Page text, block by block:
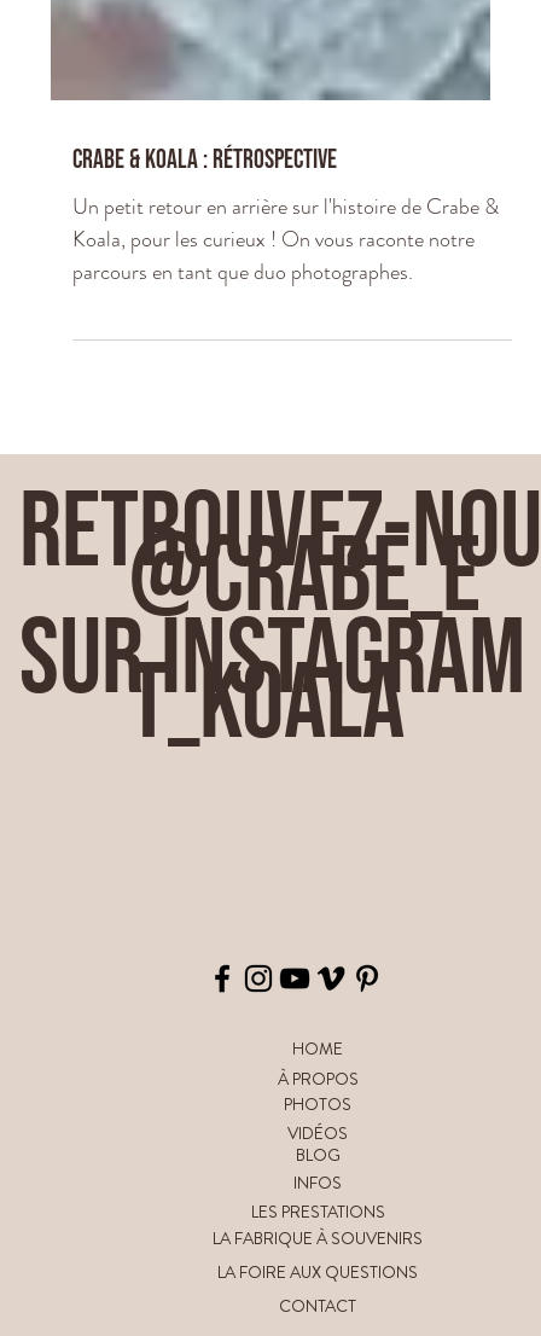
Crabe & koala : rétrospective
Un petit retour en arrière sur l'histoire de Crabe &
parcours en tant que duo photographes.
LES PRESTATIONS
LA FABRIQUE À SOUVENIRS
BLOG
VIDÉOS
PHOTOS
À PROPOS
HOME
Retrouvez-
sur Instagram
@crabe_e
t_koala